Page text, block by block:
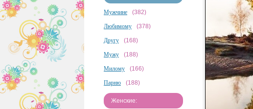
Мужчине (382)
Любимому (378)
Другу (168)
Мужу (188)
Милому (166)
Парню (188)
Женские: